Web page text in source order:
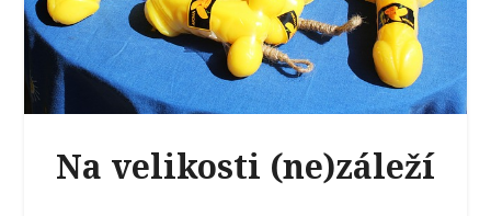
Na velikosti (ne)záleží